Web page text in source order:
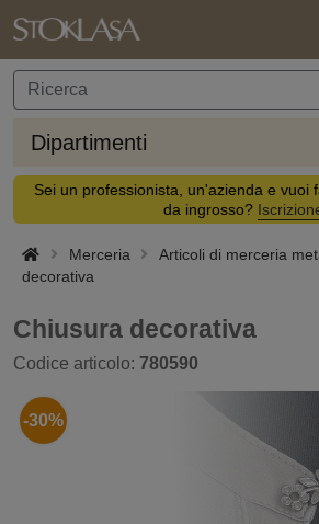
Dipartimenti
Sei un professionista, un'azienda e vuoi
da ingrosso?
Merceria Articoli di merceria
decorativa
Chiusura decorativa
Codice articolo: 780590
-30%